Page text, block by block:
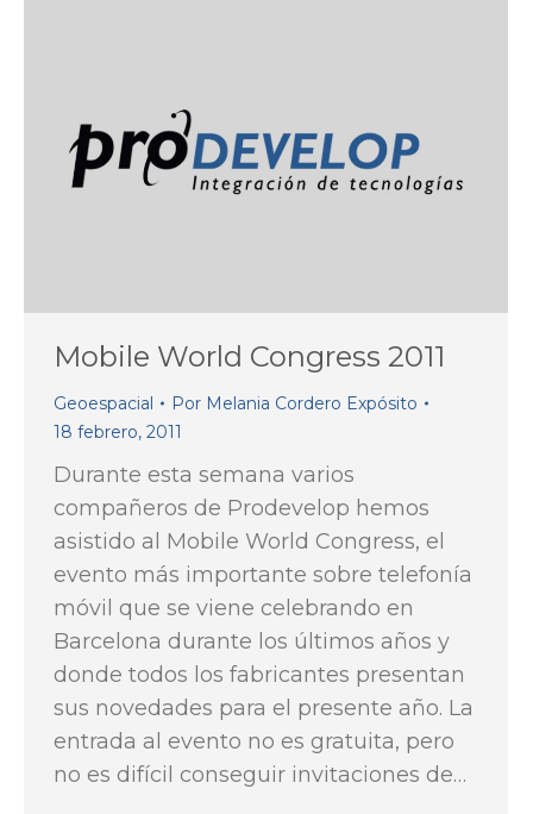
Mobile World Congress 2011
Geoespacial Por Melania Cordero Expósito
18 febrero, 2011
Durante esta semana varios
compañeros de Prodevelop hemos
asistido al Mobile World Congress, el
evento más importante sobre telefonía
móvil que se viene celebrando en
Barcelona durante los últimos años y
donde todos los fabricantes presentan
sus novedades para el presente año. La
entrada al evento no es gratuita, pero
no es difícil conseguir invitaciones de…